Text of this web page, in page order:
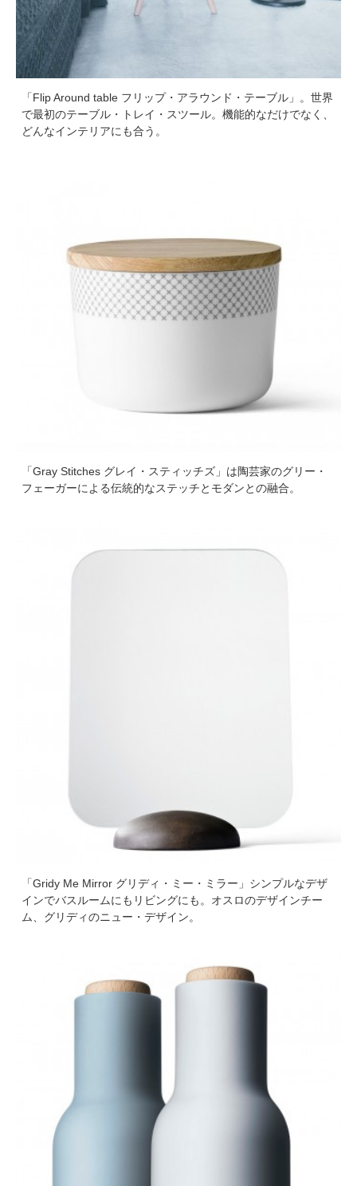
「Flip Around table フリップ・アラウンド・テーブル」。世界
で最初のテーブル・トレイ・スツール。機能的なだけでなく、
どんなインテリアにも合う。
「Gray Stitches グレイ・スティッチズ」は陶芸家のグリー・
フェーガーによる伝統的なステッチとモダンとの融合。
「Gridy Me Mirror グリディ・ミー・ミラー」シンプルなデザ
インでバスルームにもリビングにも。オスロのデザインチー
ム、グリディのニュー・デザイン。